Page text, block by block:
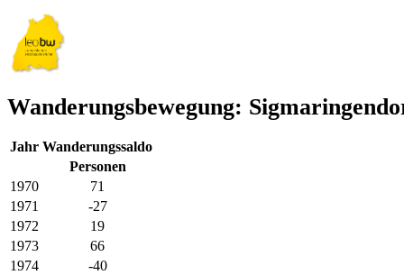
Wanderungsbewegung:
Jahr Wanderungssaldo
Personen
1970
71
1971
-27
1972
19
1973
66
1974
-40